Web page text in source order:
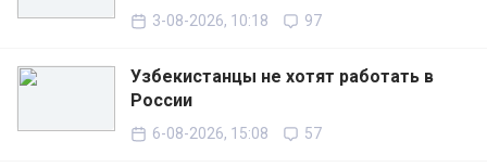
3-08-2026, 10:18 97
Узбекистанцы не хотят работать в
России
6-08-2026, 15:08 57